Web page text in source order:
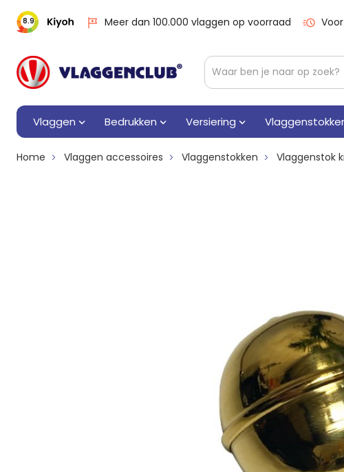
8.9 Meer dan 100.000 vlaggen op voorraad
Vlaggen Bedrukken Versiering
Home Vlaggen accessoires Vlaggenstokken Vlaggenstok